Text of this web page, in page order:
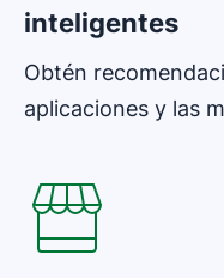
inteligentes
Obtén
aplicaciones y las